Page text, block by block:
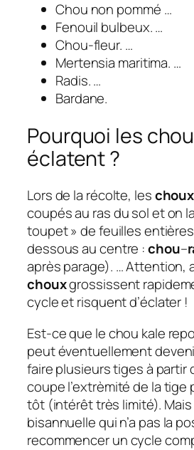
Chou non pommé …
Fenouil bulbeux. …
Chou-fleur. …
Mertensia maritima. …
Radis. …
Bardane.
Pourquoi les
éclatent ?
Lors de la récolte, leschoux
coupés au ras du sol et on
toupet » de feuilles
dessous au centre :chou–
après parage). … Attention,
chouxgrossissent
cycle et risquent d’éclater !
Est-ce que le chou kale
peut éventuellement
faire plusieurs tiges à partir
coupe l’extrèmité de la tige
tôt (intérêt très limité). Mais
bisannuelle qui n’a pas la
recommencer un cycle